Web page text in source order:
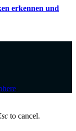
erkennen und
to cancel.